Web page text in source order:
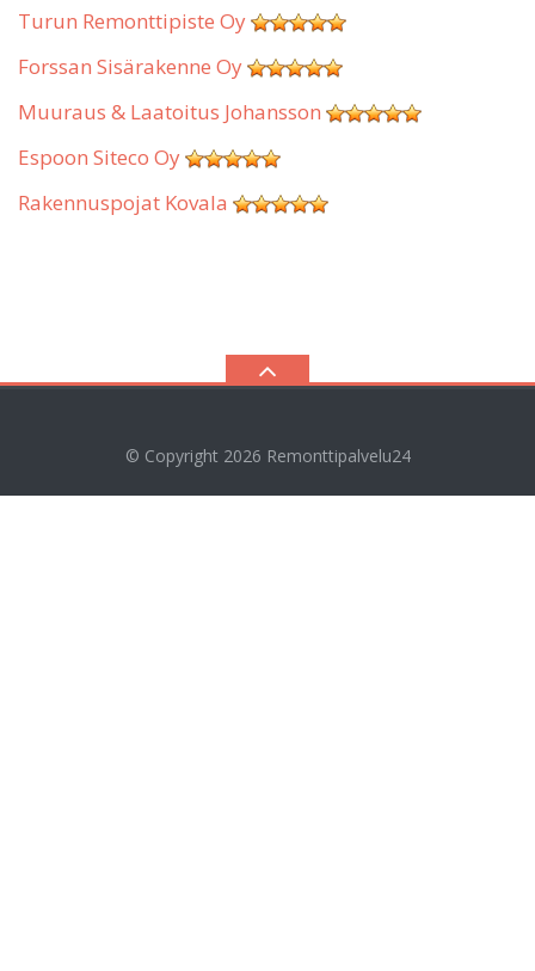
Turun Remonttipiste Oy
Forssan Sisärakenne Oy
Muuraus & Laatoitus Johansson
Espoon Siteco Oy
Rakennuspojat Kovala
© Copyright 2026 Remonttipalvelu24